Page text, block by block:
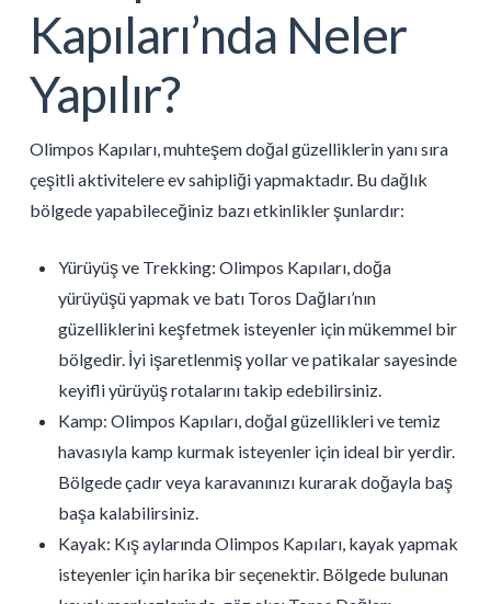
Kapıları’nda Neler
Yapılır?
Olimpos Kapıları, muhteşem doğal güzelliklerin yanı sıra
çeşitli aktivitelere ev sahipliği yapmaktadır. Bu dağlık
bölgede yapabileceğiniz bazı etkinlikler şunlardır:
Yürüyüş ve Trekking: Olimpos Kapıları, doğa
yürüyüşü yapmak ve batı Toros Dağları’nın
güzelliklerini keşfetmek isteyenler için mükemmel bir
bölgedir. İyi işaretlenmiş yollar ve patikalar sayesinde
keyifli yürüyüş rotalarını takip edebilirsiniz.
Kamp: Olimpos Kapıları, doğal güzellikleri ve temiz
havasıyla kamp kurmak isteyenler için ideal bir yerdir.
Bölgede çadır veya karavanınızı kurarak doğayla baş
başa kalabilirsiniz.
Kayak: Kış aylarında Olimpos Kapıları, kayak yapmak
isteyenler için harika bir seçenektir. Bölgede bulunan